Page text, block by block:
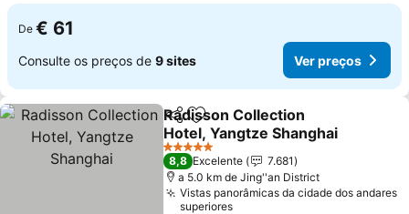
De € 61
Consulte os preços de 9 sites Ver preços
PartilharAdicionar aos favoritos
Radisson Collection
Hotel, Yangtze Shanghai
Ver preços
5 Estrelas
8,8 Excelente
7.681
a 5.0 km de Jing''an District
Vistas panorâmicas da cidade dos andares
superiores